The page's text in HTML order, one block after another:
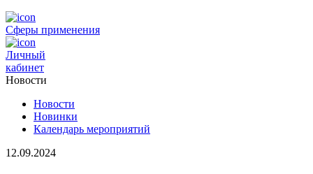
Сферы применения
Личный
кабинет
Новости
Новости
Новинки
Календарь мероприятий
12.09.2024